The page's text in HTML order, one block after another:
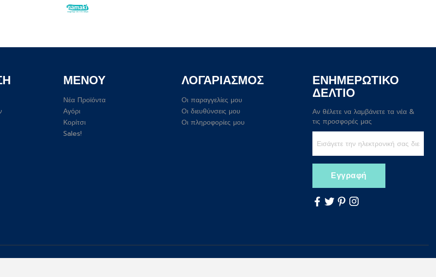
ΜΕΝΟΥ
Νέα Προϊόντα
Αγόρι
Κορίτσι
Sales!
ΛΟΓΑΡΙΑΣΜΟΣ
Οι παραγγελίες μου
Οι διευθύνσεις μου
Οι πληροφορίες μου
ΕΝΗΜΕΡΩΤΙΚΟ
ΔΕΛΤΙΟ
Αν θέλετε να λαμβάνετε τα νέα &
τις προσφορές μας
Εγγραφή